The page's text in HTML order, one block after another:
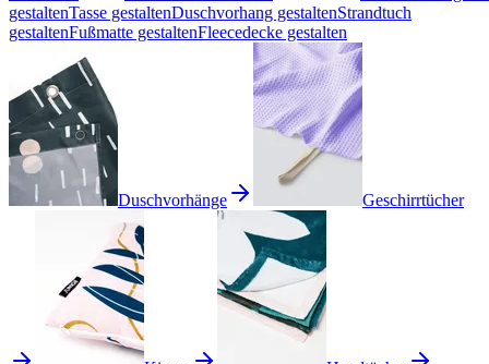
gestaltenTasse gestaltenDuschvorhang gestaltenStrandtuch
gestaltenFußmatte gestaltenFleecedecke gestalten
Duschvorhänge Geschirrtücher